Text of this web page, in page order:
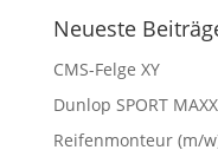
Neueste
CMS-Felge XY
Dunlop SPORT
Reifenmonteur (m/